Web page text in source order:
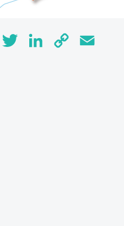
FacebookTwitter LinkedInCopy